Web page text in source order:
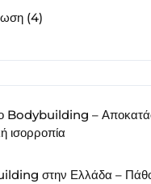
44
Bodybuilding –
ισορροπία
στην Ελλάδα –